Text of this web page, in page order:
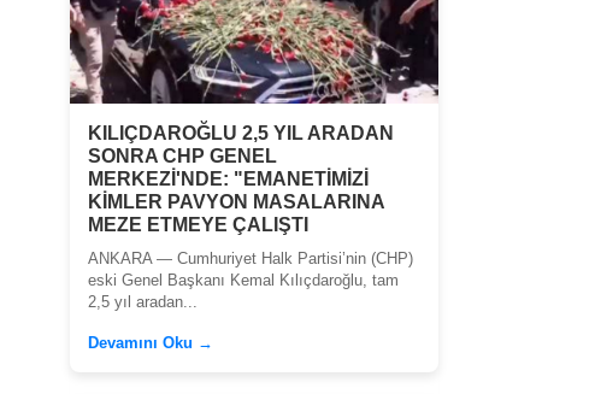
KILIÇDAROĞLU 2,5 YIL ARADAN
SONRA CHP GENEL
MERKEZİ'NDE: "EMANETİMİZİ
KİMLER PAVYON MASALARINA
MEZE ETMEYE ÇALIŞTI
ANKARA — Cumhuriyet Halk Partisi’nin (CHP)
eski Genel Başkanı Kemal Kılıçdaroğlu, tam
2,5 yıl aradan...
Devamını Oku →